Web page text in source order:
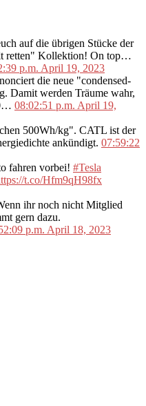
auf die übrigen Stücke der
retten" Kollektion! On top…
p.m. April 19, 2023
die neue "condensed-
Damit werden Träume wahr,
08:02:51 p.m. April 19,
500Wh/kg". CATL ist der
ankündigt. 07:59:22
fahren vorbei! #Tesla
t.co/Hfm9qH98fx
ihr noch nicht Mitglied
gern dazu.
p.m. April 18, 2023